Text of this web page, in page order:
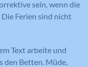
sein, wenn die
Ferien sind nicht
Text arbeite und
den Betten. Müde,